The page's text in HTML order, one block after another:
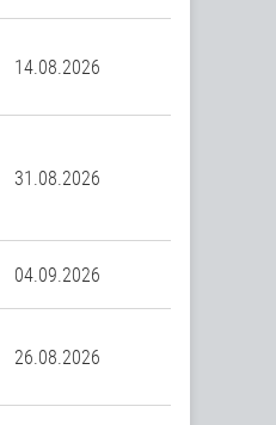
14.08.2026
31.08.2026
04.09.2026
26.08.2026